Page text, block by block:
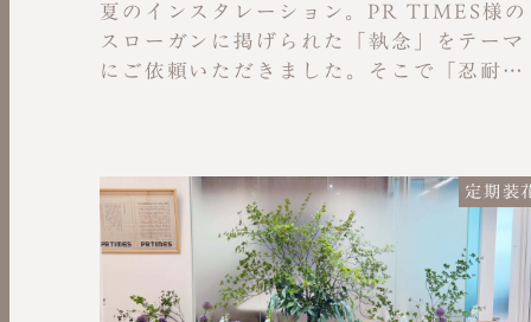
夏のインスタレーション。PR TIMES様の
スローガンに掲げられた「執念」をテーマ
にご依頼いただきました。そこで「忍耐」
た。大きな枝とユーカリで笹の葉を装飾
し、短冊に想いを乗せ飾ることができる装
飾も加えました。本案件には、実際に働く
障害当事者の方のアイデアが活かされてい
ます。
定期装